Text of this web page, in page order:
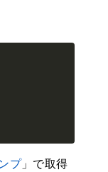
プ」で取得